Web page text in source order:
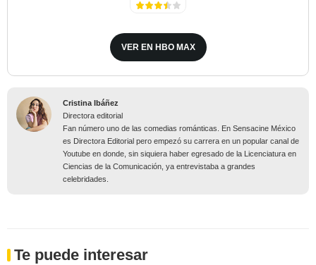
VER EN HBO MAX
Cristina Ibáñez
Directora editorial
Fan número uno de las comedias románticas. En Sensacine México
es Directora Editorial pero empezó su carrera en un popular canal de
Youtube en donde, sin siquiera haber egresado de la Licenciatura en
Ciencias de la Comunicación, ya entrevistaba a grandes
celebridades.
Te puede interesar